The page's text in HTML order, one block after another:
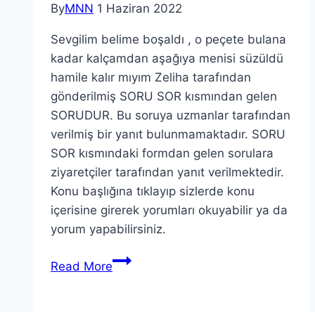
ByMNN 1 Haziran 2022
Sevgilim belime boşaldı , o peçete bulana
kadar kalçamdan aşağıya menisi süzüldü
hamile kalır mıyım Zeliha tarafından
gönderilmiş SORU SOR kısmından gelen
SORUDUR. Bu soruya uzmanlar tarafından
verilmiş bir yanıt bulunmamaktadır. SORU
SOR kısmındaki formdan gelen sorulara
ziyaretçiler tarafından yanıt verilmektedir.
Konu başlığına tıklayıp sizlerde konu
içerisine girerek yorumları okuyabilir ya da
yorum yapabilirsiniz.
Read More